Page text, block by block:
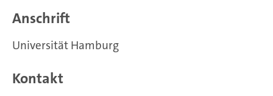
Anschrift
Universität Hamburg
Kontakt